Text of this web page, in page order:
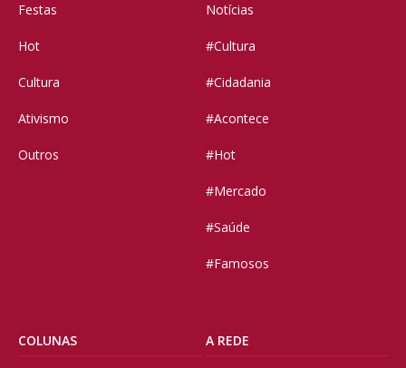
Festas
Hot
Cultura
Ativismo
Outros
Notícias
#Cultura
#Cidadania
#Acontece
#Hot
#Mercado
#Saúde
#Famosos
COLUNAS A REDE